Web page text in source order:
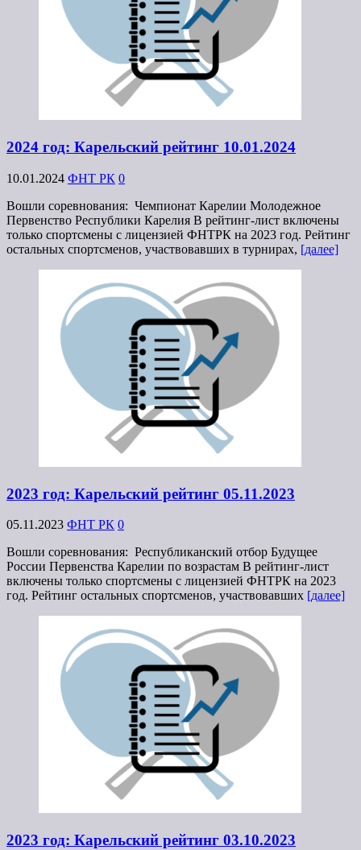
2024 год: Карельский рейтинг 10.01.2024
10.01.2024 ФНТ РК 0
Вошли соревнования: Чемпионат Карелии Молодежное
Первенство Республики Карелия В рейтинг-лист включены
только спортсмены с лицензией ФНТРК на 2023 год. Рейтинг
остальных спортсменов, участвовавших в турнирах, [далее]
2023 год: Карельский рейтинг 05.11.2023
05.11.2023 ФНТ РК 0
Вошли соревнования: Республиканский отбор Будущее
России Первенства Карелии по возрастам В рейтинг-лист
включены только спортсмены с лицензией ФНТРК на 2023
год. Рейтинг остальных спортсменов, участвовавших [далее]
2023 год: Карельский рейтинг 03.10.2023